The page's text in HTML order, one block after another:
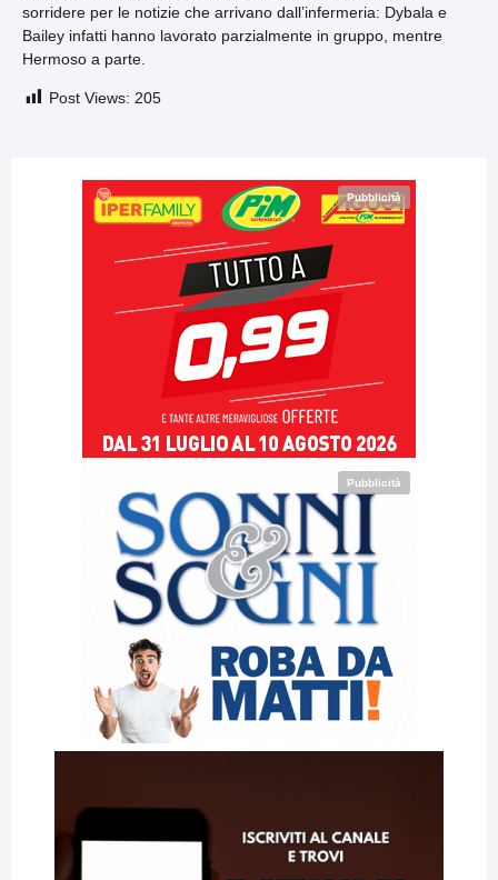
sorridere per le notizie che arrivano dall’infermeria: Dybala e
Bailey infatti hanno lavorato parzialmente in gruppo, mentre
Hermoso a parte.
Post Views: 205
Pubblicità
Pubblicità